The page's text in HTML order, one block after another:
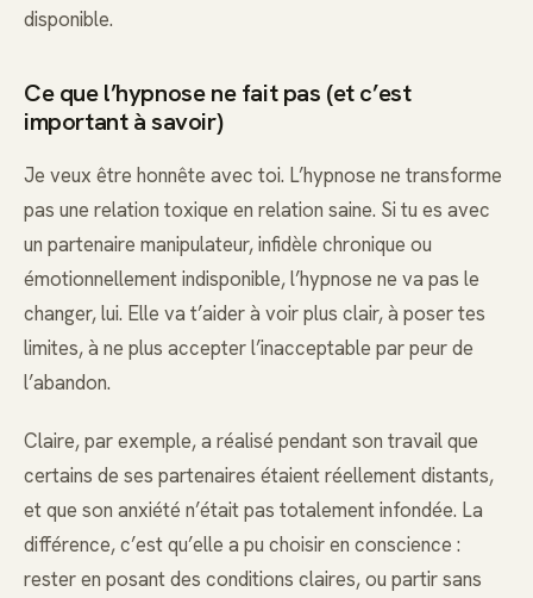
disponible.
Ce que l’hypnose ne fait pas (et c’est
important à savoir)
Je veux être honnête avec toi. L’hypnose ne transforme
pas une relation toxique en relation saine. Si tu es avec
un partenaire manipulateur, infidèle chronique ou
émotionnellement indisponible, l’hypnose ne va pas le
changer, lui. Elle va t’aider à voir plus clair, à poser tes
limites, à ne plus accepter l’inacceptable par peur de
l’abandon.
Claire, par exemple, a réalisé pendant son travail que
certains de ses partenaires étaient réellement distants,
et que son anxiété n’était pas totalement infondée. La
différence, c’est qu’elle a pu choisir en conscience :
rester en posant des conditions claires, ou partir sans